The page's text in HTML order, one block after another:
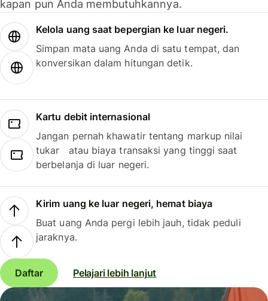
kapan pun Anda membutuhkannya.
Kelola uang saat bepergian ke luar negeri.
Simpan mata uang Anda di satu tempat, dan
konversikan dalam hitungan detik.
Kartu debit internasional
Jangan pernah khawatir tentang markup nilai
tukar atau biaya transaksi yang tinggi saat
berbelanja di luar negeri.
Kirim uang ke luar negeri, hemat biaya
Buat uang Anda pergi lebih jauh, tidak peduli
jaraknya.
Daftar Pelajari lebih lanjut